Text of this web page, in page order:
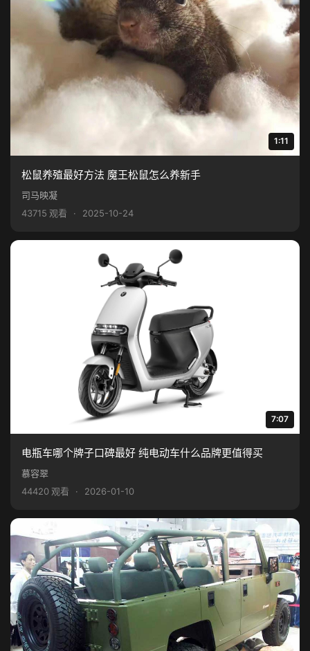
1:11
松鼠养殖最好方法 魔王松鼠怎么养新手
司马映凝
43715 观看
· 2025-10-24
7:07
电瓶车哪个牌子口碑最好 纯电动车什么品牌更值得买
慕容翠
44420 观看
· 2026-01-10